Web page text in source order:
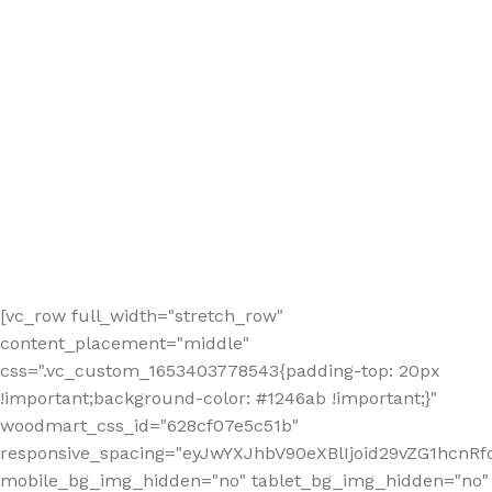
[vc_row full_width="stretch_row"
content_placement="middle"
css=".vc_custom_1653403778543{padding-top: 20px
!important;background-color: #1246ab !important;}"
woodmart_css_id="628cf07e5c51b"
mobile_bg_img_hidden="no" tablet_bg_img_hidden="no"